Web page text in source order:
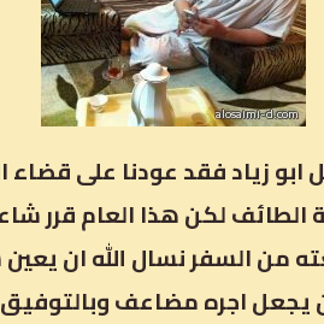
ابو زياد فقد عودنا على
الطائف لكن هذا العام قرر
السفر نسال الله ان يعين
يجعل اجره مضاعف وبالتوفيق